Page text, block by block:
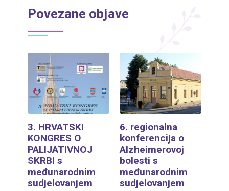
Povezane objave
3. HRVATSKI
KONGRES O
PALIJATIVNOJ
SKRBI s
međunarodnim
sudjelovanjem
6. regionalna
konferencija o
Alzheimerovoj
bolesti s
međunarodnim
sudjelovanjem